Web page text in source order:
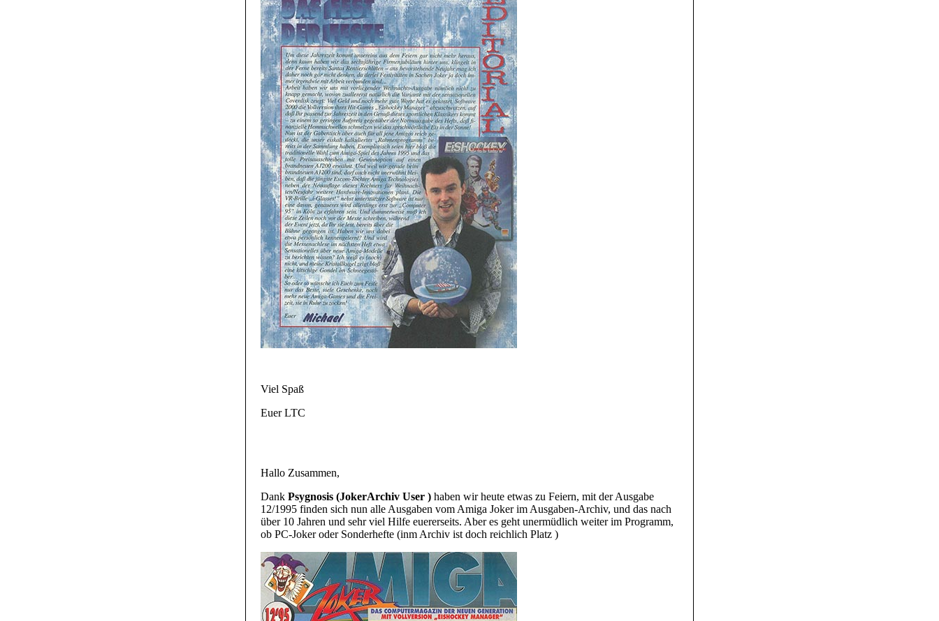
Viel Spaß
Euer LTC
Hallo Zusammen,
Dank Psygnosis (JokerArchiv User ) haben wir heute etwas zu Feiern, mit der Ausgabe
12/1995 finden sich nun alle Ausgaben vom Amiga Joker im Ausgaben-Archiv, und das nach
über 10 Jahren und sehr viel Hilfe euererseits. Aber es geht unermüdlich weiter im Programm,
ob PC-Joker oder Sonderhefte (inm Archiv ist doch reichlich Platz )